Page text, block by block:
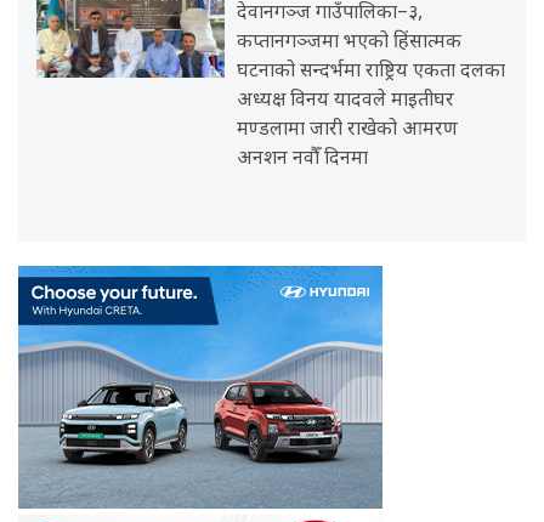
देवानगञ्ज गाउँपालिका–३,
कप्तानगञ्जमा भएको हिंसात्मक
घटनाको सन्दर्भमा राष्ट्रिय एकता दलका
अध्यक्ष विनय यादवले माइतीघर
मण्डलामा जारी राखेको आमरण
अनशन नवौँ दिनमा